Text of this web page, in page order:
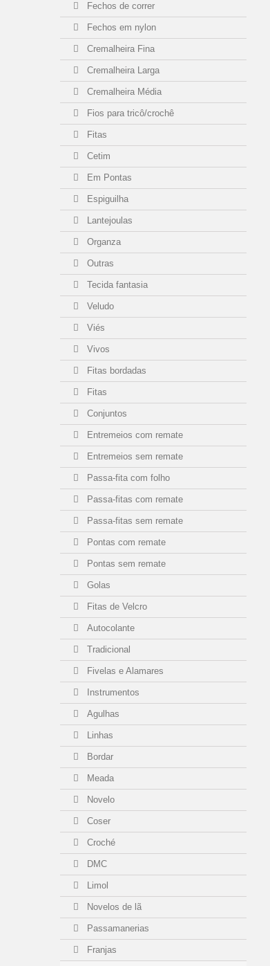
Fechos de correr
Fechos em nylon
Cremalheira Fina
Cremalheira Larga
Cremalheira Média
Fios para tricô/crochê
Fitas
Cetim
Em Pontas
Espiguilha
Lantejoulas
Organza
Outras
Tecida fantasia
Veludo
Viés
Vivos
Fitas bordadas
Fitas
Conjuntos
Entremeios com remate
Entremeios sem remate
Passa-fita com folho
Passa-fitas com remate
Passa-fitas sem remate
Pontas com remate
Pontas sem remate
Golas
Fitas de Velcro
Autocolante
Tradicional
Fivelas e Alamares
Instrumentos
Agulhas
Linhas
Bordar
Meada
Novelo
Coser
Croché
DMC
Limol
Novelos de lã
Passamanerias
Franjas